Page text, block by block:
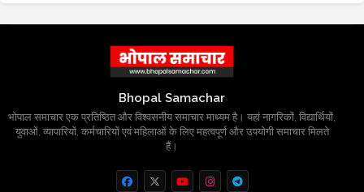
Bhopal Samachar
भोपाल समाचार एक प्रतिष्ठित और विश्वसनीय समाचार माध्यम है। यहां नागरिकों, विद्यार्थियों,
युवाओं, व्यापारियों, कर्मचारियों एवं महिलाओं के लिए महत्वपूर्ण और उपयोगी समाचार मिलते
हैं।